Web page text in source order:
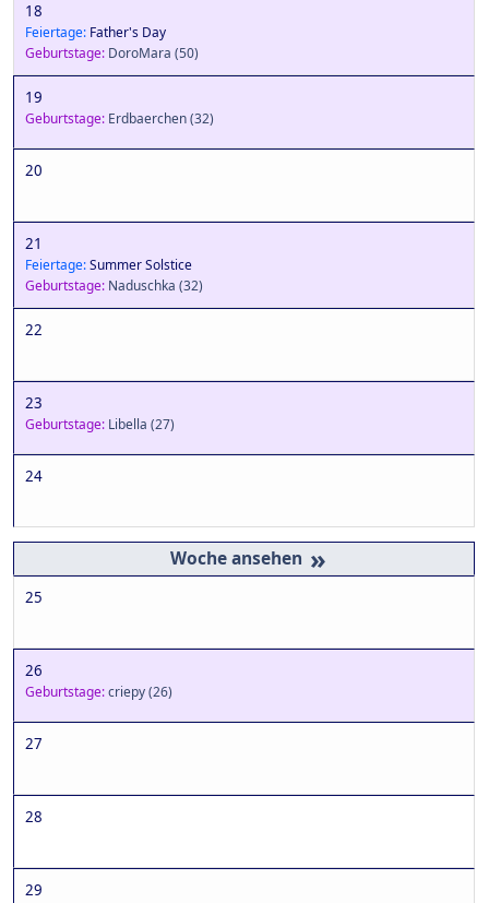
18
Feiertage: Father's Day
Geburtstage: DoroMara (50)
19
Geburtstage: Erdbaerchen(32)
20
21
Feiertage:Summer Solstice
Geburtstage: Naduschka (32)
22
23
Geburtstage: Libella (27)
24
»
25
26
Geburtstage:criepy(26)
27
28
29